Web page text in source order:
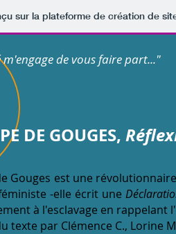
sur la plateforme de création de
de vous faire part..."
DE GOUGES,
Gouges est une
-elle écrit une
à l'esclavage en
texte par Clémence C., Lorine